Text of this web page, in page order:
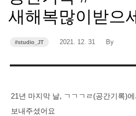
새해복많이받으
카
리
#studio_JT
작
2021. 12. 31
작
By
21년 마지막 날, ㄱㄱㄱㄹ(공간기록)
보내주셨어요